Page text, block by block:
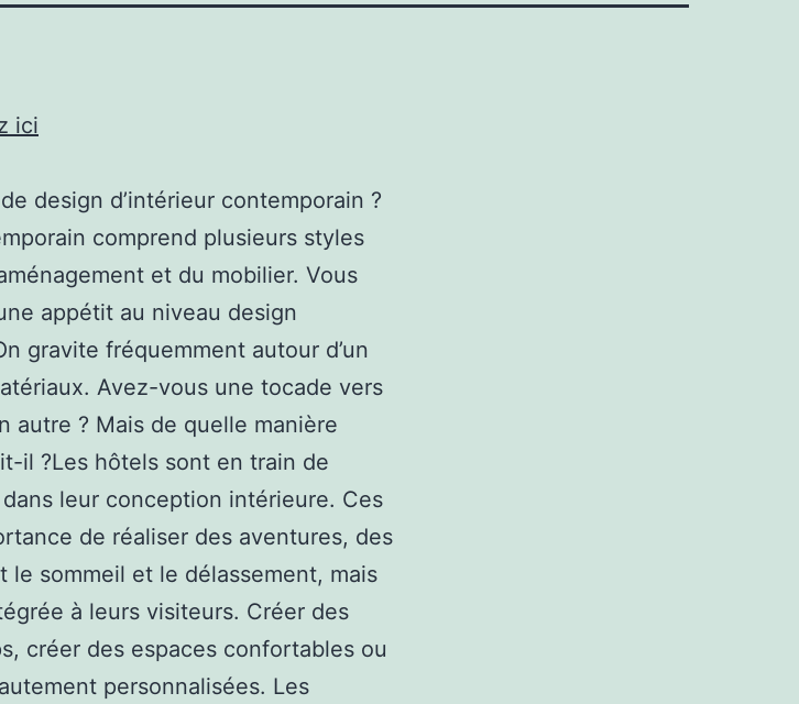
ici
design d’intérieur contemporain ?
comprend plusieurs styles
et du mobilier. Vous
appétit au niveau design
gravite fréquemment autour d’un
Avez-vous une tocade vers
autre ? Mais de quelle manière
il ?Les hôtels sont en train de
leur conception intérieure. Ces
de réaliser des aventures, des
sommeil et le délassement, mais
à leurs visiteurs. Créer des
créer des espaces confortables ou
personnalisées. Les